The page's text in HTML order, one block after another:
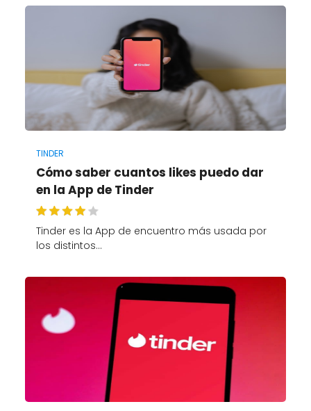
TINDER
Cómo saber cuantos likes puedo dar
en la App de Tinder
Tinder es la App de encuentro más usada por
los distintos…